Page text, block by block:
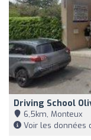
Driving School
6,5km, Monteux
Voir les données